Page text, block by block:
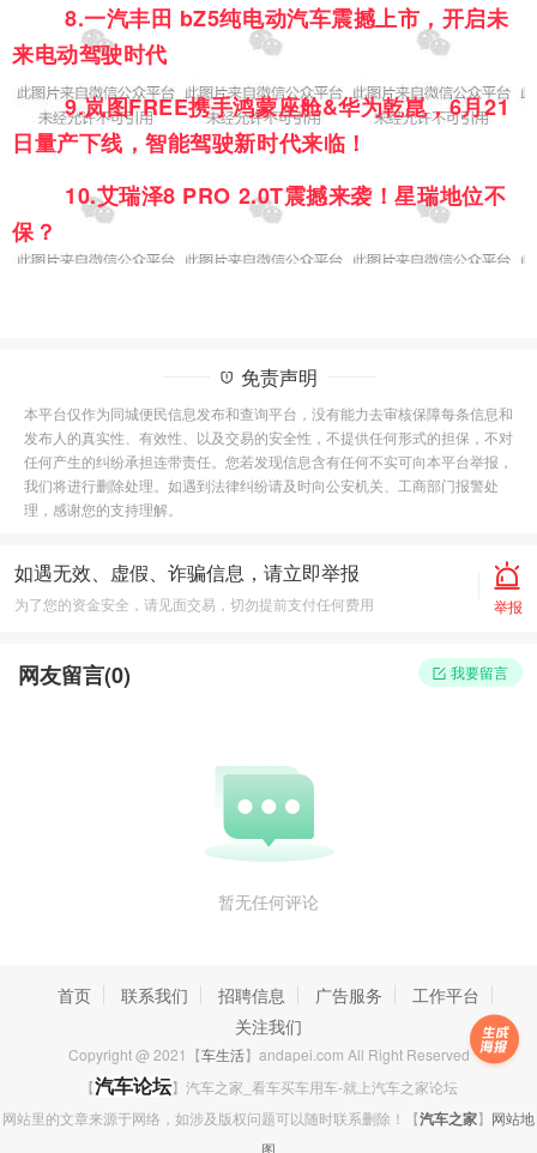
8.一汽丰田 bZ5纯电动汽车震撼上市，开启未
来电动驾驶时代
9.岚图FREE携手鸿蒙座舱&华为乾崑，6月21
日量产下线，智能驾驶新时代来临！
10.艾瑞泽8 PRO 2.0T震撼来袭！星瑞地位不
保？
免责声明
本平台仅作为同城便民信息发布和查询平台，没有能力去审核保障每条信息和
发布人的真实性、有效性、以及交易的安全性，不提供任何形式的担保，不对
任何产生的纠纷承担连带责任。您若发现信息含有任何不实可向本平台举报，
我们将进行删除处理。如遇到法律纠纷请及时向公安机关、工商部门报警处
理，感谢您的支持理解。
如遇无效、虚假、诈骗信息，请立即举报
为了您的资金安全，请见面交易，切勿提前支付任何费用 举报
网友留言(0)
暂无任何评论
我要留言
首页 联系我们 招聘信息 广告服务
工作平台
关注我们
Copyright @ 2021【车生活】andapei.com All Right Reserved
【汽车论坛】汽车之家_看车买车用车-就上汽车之家论坛
网站里的文章来源于网络，如涉及版权问题可以随时联系删除！【汽车之家】 网站地
图